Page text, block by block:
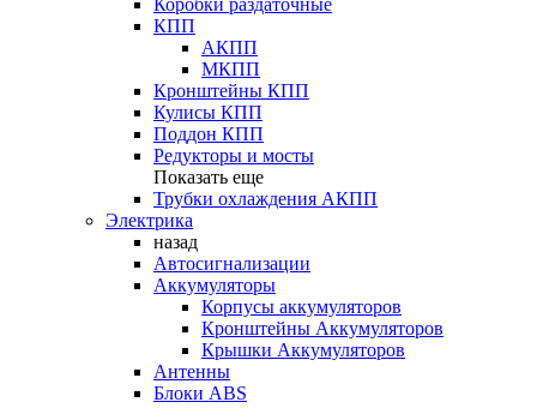
Коробки раздаточные
КПП
АКПП
МКПП
Кронштейны КПП
Кулисы КПП
Поддон КПП
Редукторы и мосты
Показать еще
Трубки охлаждения АКПП
Электрика
назад
Автосигнализации
Аккумуляторы
Корпусы аккумуляторов
Кронштейны Аккумуляторов
Крышки Аккумуляторов
Антенны
Блоки ABS